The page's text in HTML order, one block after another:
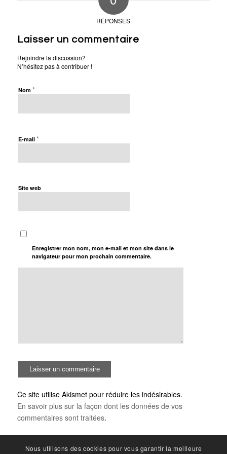
RÉPONSES
Laisser un commentaire
Rejoindre la discussion?
N’hésitez pas à contribuer !
Nom *
E-mail *
Site web
Enregistrer mon nom, mon e-mail et mon site dans le
navigateur pour mon prochain commentaire.
Ce site utilise Akismet pour réduire les indésirables.
En savoir plus sur la façon dont les données de vos
commentaires sont traitées.
Nous utilisons des cookies pour vous garantir la meilleure